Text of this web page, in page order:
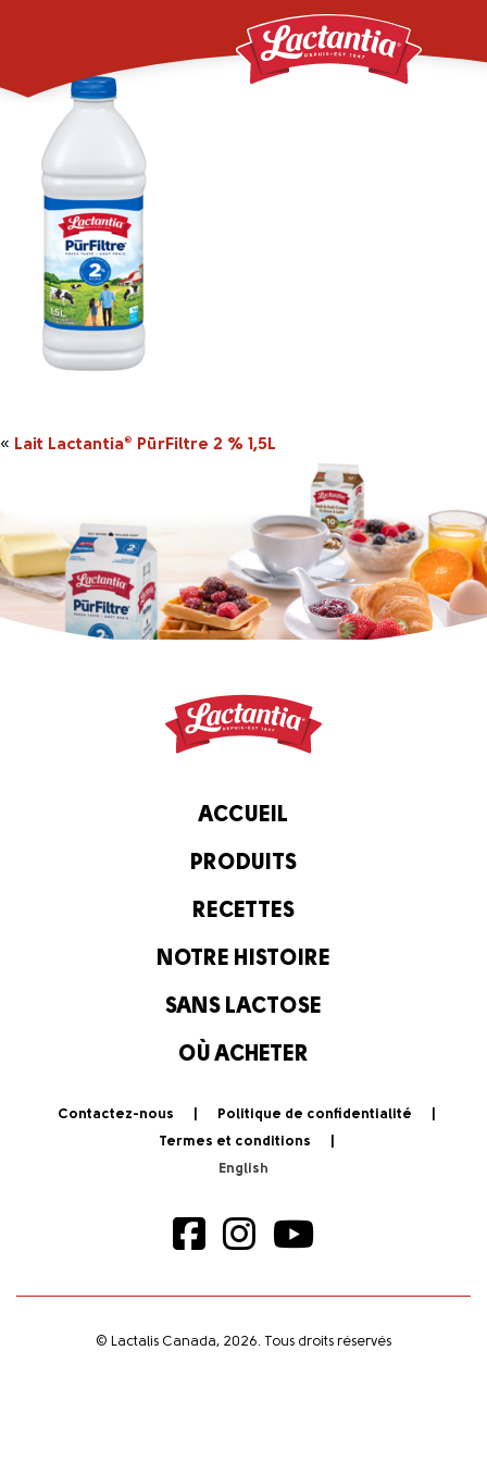
« Lait Lactantia® PūrFiltre 2 % 1,5L
ACCUEIL
PRODUITS
RECETTES
NOTRE HISTOIRE
SANS LACTOSE
OÙ ACHETER
Contactez-nous
Politique de confidentialité
Termes et conditions
© Lactalis Canada, 2026. Tous droits réservés